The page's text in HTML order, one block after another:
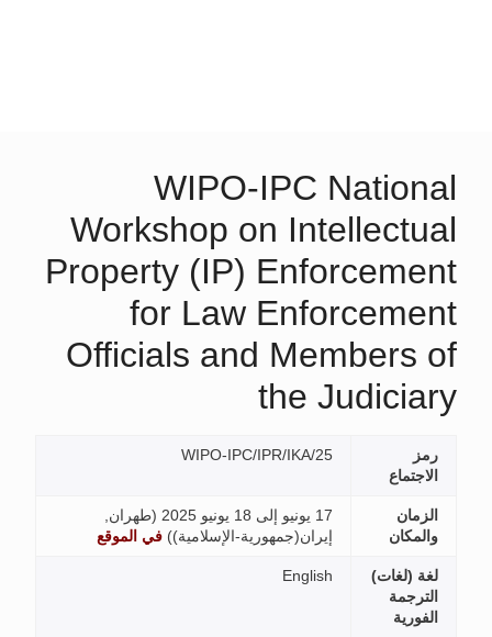
WIPO-IPC National
Workshop on Intellectual
Property (IP) Enforcement
for Law Enforcement
Officials and Members of
the Judiciary
رمز
الاجتماع
WIPO-IPC/IPR/IKA/25
الزمان
والمكان
17 يونيو إلى 18 يونيو 2025 (
طهران,
إيران(جمهورية-الإسلامية)) في الموقع
لغة (لغات)
الترجمة
الفورية
English